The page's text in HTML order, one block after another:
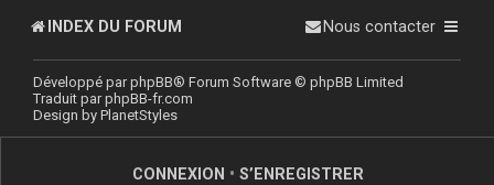
INDEX DU FORUM Nous contacter
Développé parphpBB® Forum Software © phpBB Limited
Traduit parphpBB-fr.com
Design by PlanetStyles
CONNEXION • S’ENREGISTRER